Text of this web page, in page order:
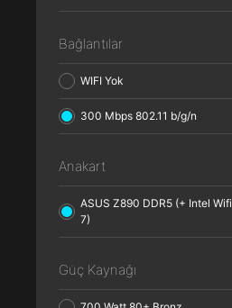
Bağlantılar
WIFI Yok
300 Mbps 802.11 b/g/n
Anakart
ASUS Z890 DDR5 (+ Intel Wifi
7)
Güç Kaynağı